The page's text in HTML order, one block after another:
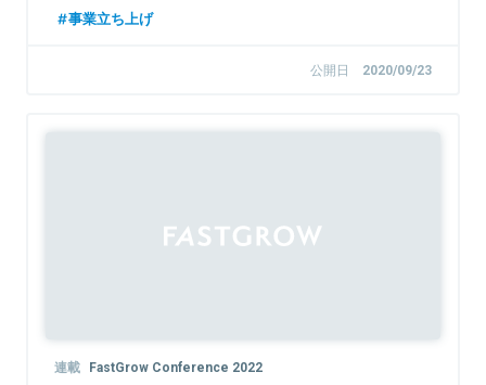
事業立ち上げ
公開日 2020/09/23
連載 FastGrow Conference 2022